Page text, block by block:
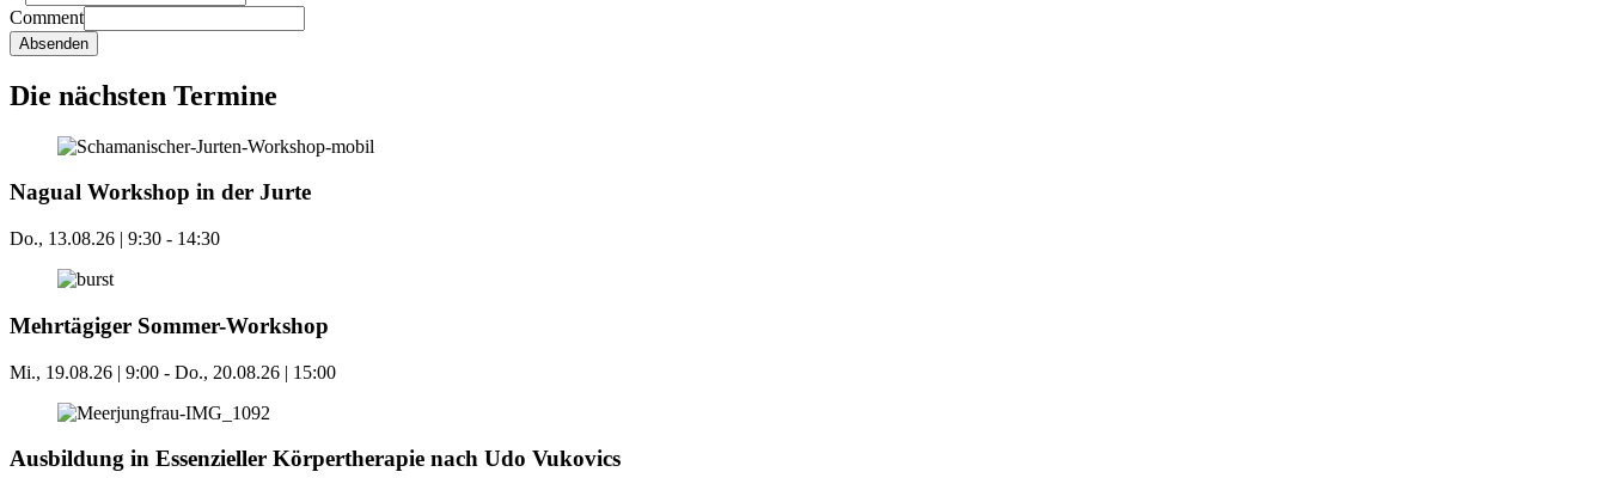
Comment
Absenden
Die nächsten Termine
Nagual Workshop in der Jurte
Do., 13.08.26 | 9:30 - 14:30
Mehrtägiger Sommer-Workshop
Mi., 19.08.26 | 9:00 - Do., 20.08.26 | 15:00
Ausbildung in Essenzieller Körpertherapie nach Udo Vukovics